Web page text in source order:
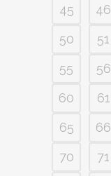
45
46
50
51
55
56
60
61
65
66
70
71